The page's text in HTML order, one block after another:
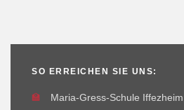
SO ERREICHEN SIE UNS:
🏫 Maria-Gress-Schule Iffezheim